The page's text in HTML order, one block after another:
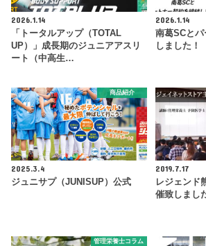
2026.1.14
「トータルアップ（TOTAL
UP）」成長期のジュニアアスリ
ート（中高生…
2026.1.14
南葛SCと
しました！
商品紹介
2025.3.4
ジュニサプ（JUNISUP）公式
2019.7.17
レジェンド
催致しまし
管理栄養士コラム